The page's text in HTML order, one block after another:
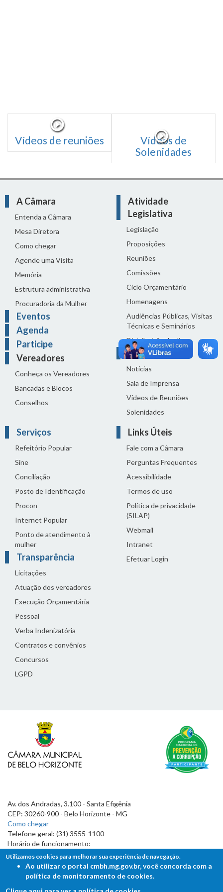
Vídeos de reuniões
Vídeos de
Solenidades
A Câmara
Entenda a Câmara
Mesa Diretora
Como chegar
Agende uma Visita
Memória
Estrutura administrativa
Procuradoria da Mulher
Eventos
Agenda
Participe
Vereadores
Conheça os Vereadores
Bancadas e Blocos
Conselhos
Atividade
Legislativa
Legislação
Proposições
Reuniões
Comissões
Ciclo Orçamentário
Homenagens
Audiências Públicas, Visitas
Técnicas e Seminários
Distribuição do dia
Comunicação
Notícias
Sala de Imprensa
Vídeos de Reuniões
Solenidades
Serviços
Refeitório Popular
Sine
Conciliação
Posto de Identificação
Procon
Internet Popular
Ponto de atendimento à
mulher
Transparência
Licitações
Atuação dos vereadores
Execução Orçamentária
Pessoal
Verba Indenizatória
Contratos e convênios
Concursos
LGPD
Links Úteis
Fale com a Câmara
Perguntas Frequentes
Acessibilidade
Termos de uso
Política de privacidade
(SILAP)
Webmail
Intranet
Efetuar Login
Av. dos Andradas, 3.100 - Santa Efigênia
CEP: 30260-900 - Belo Horizonte - MG
Como chegar
Telefone geral: (31) 3555-1100
Horário de funcionamento:
7h às 19h
Utilizamos cookies para melhorar sua experiência de navegação.
Ao utilizar o portal cmbh.mg.gov.br, você concorda com a
política de monitoramento de cookies.